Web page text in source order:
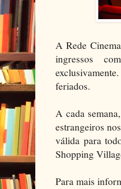
A Rede
ingressos
feriados.
A cada
estrangeiros
válida para
Shopping
Para mais